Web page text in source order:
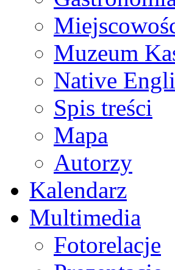
Muzeum
Native
Spis treści
Mapa
Autorzy
Kalendarz
Multimedia
Fotorelacje